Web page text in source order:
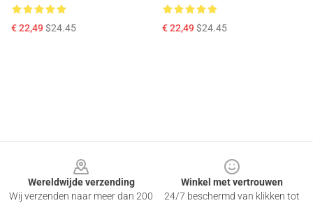
€ 22,49$24.45 € 22,49$24.45
Wereldwijde verzending
Wij verzenden naar meer dan 200
Winkel met vertrouwen
24/7 beschermd van klikken tot